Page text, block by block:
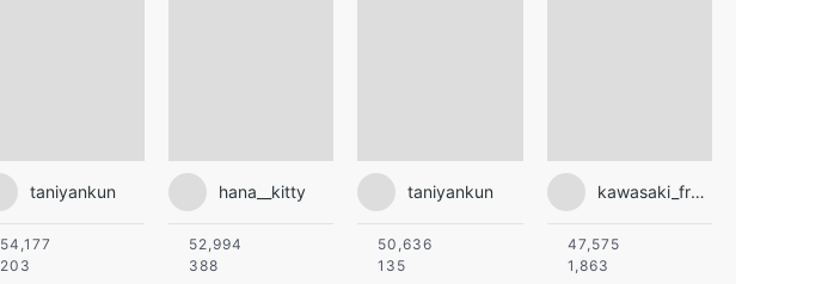
taniyankun
54,177
203
hana__kitty
52,994
388
taniyankun
50,636
135
kawasaki_frontale
47,575
1,863